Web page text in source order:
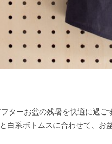
ターお盆の残暑を快適に過ご
白系ボトムスに合わせて、